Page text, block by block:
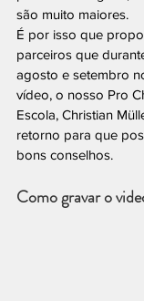
são muito maiores.
É por isso que
parceiros que
agosto e setembro
vídeo, o nosso Pro
Escola, Christian
retorno para que
bons conselhos.
Como gravar o